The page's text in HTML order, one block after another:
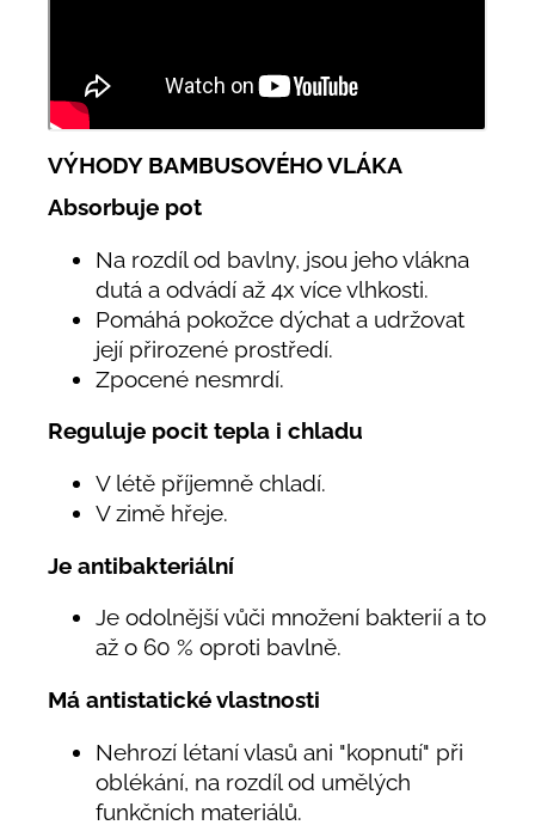
VÝHODY BAMBUSOVÉHO VLÁKA
Absorbuje pot
Na rozdíl od bavlny, jsou jeho vlákna
dutá a odvádí až 4x více vlhkosti.
Pomáhá pokožce dýchat a udržovat
její přirozené prostředí.
Zpocené nesmrdí.
Reguluje pocit tepla i chladu
V létě příjemně chladí.
V zimě hřeje.
Je antibakteriální
Je odolnější vůči množení bakterií a to
až o 60 % oproti bavlně.
Má antistatické vlastnosti
Nehrozí létaní vlasů ani "kopnutí" při
oblékání, na rozdíl od umělých
funkčních materiálů.